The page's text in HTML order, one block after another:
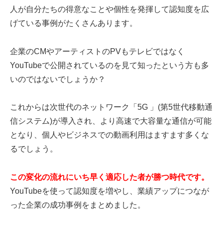
人が自分たちの得意なことや個性を発揮して認知度を広
げている事例がたくさんあります。
企業のCMやアーティストのPVもテレビではなく
YouTubeで公開されているのを見て知ったという方も多
いのではないでしょうか？
これからは次世代のネットワーク「5G 」(第5世代移動通
信システム)が導入され、より高速で大容量な通信が可能
となり、個人やビジネスでの動画利用はますます多くな
るでしょう。
この変化の流れにいち早く適応した者が勝つ時代です。
YouTubeを使って認知度を増やし、業績アップにつなが
った企業の成功事例をまとめました。